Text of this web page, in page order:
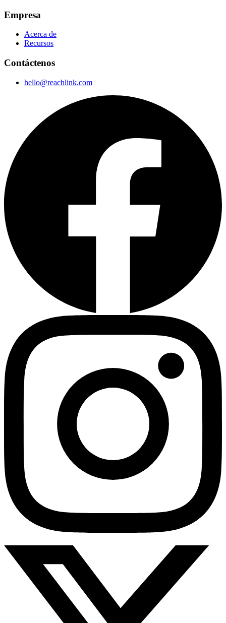
Empresa
Acerca de
Recursos
Contáctenos
hello@reachlink.com